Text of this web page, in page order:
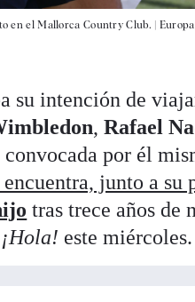
en el Mallorca Country Club. |
su intención de
,Rafael
convocada por él
encuentra, junto a su
tras trece años de
¡Hola! este miércoles.